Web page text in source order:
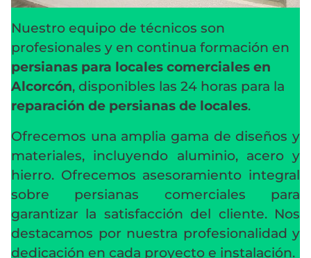
Nuestro equipo de técnicos son
profesionales y en continua formación en
persianas para locales comerciales en
Alcorcón, disponibles las 24 horas para la
reparación de persianas de locales.
Ofrecemos una amplia gama de diseños y
materiales, incluyendo aluminio, acero y
hierro. Ofrecemos asesoramiento integral
sobre persianas comerciales para
garantizar la satisfacción del cliente. Nos
destacamos por nuestra profesionalidad y
dedicación en cada proyecto e instalación.